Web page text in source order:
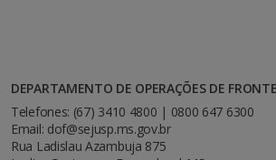
DEPARTAMENTO DE OPERAÇÕES DE
Telefones: (67) 3410 4800 | 0800 647 6300
Email: dof@sejusp.ms.gov.br
Rua Ladislau Azambuja 875